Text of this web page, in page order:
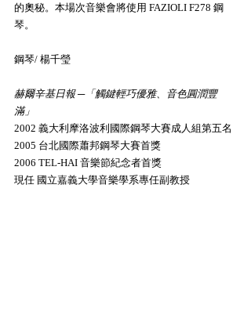
的奧秘。本場次音樂會將使用 FAZIOLI F278 鋼
琴。
鋼琴/ 楊千瑩
赫爾辛基日報 ─「觸鍵輕巧優雅、音色圓潤豐
滿」
2002 義大利摩洛波利國際鋼琴大賽成人組第五名
2005 台北國際蕭邦鋼琴大賽首獎
2006 TEL-HAI 音樂節紀念者首獎
現任 國立嘉義大學音樂學系專任副教授